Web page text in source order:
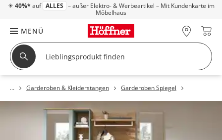
☀ 40%* auf ALLES – außer Elektro- & Werbeartikel – Mit Kundenkarte im
Möbelhaus
MENÜ
Garderoben & Kleiderstangen Garderoben Spiegel